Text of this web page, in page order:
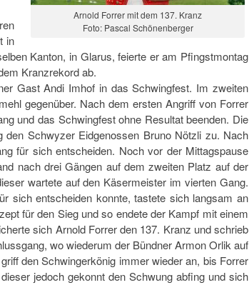
Arnold Forrer mit dem 137. Kranz
Foto: Pascal Schönenberger
in
Kanton, in Glarus, feierte er am Pfingstmontag
Kranzrekord ab.
Gast Andi Imhof in das Schwingfest. Im zweiten
gegenüber. Nach dem ersten Angriff von Forrer
und das Schwingfest ohne Resultat beenden. Die
den Schwyzer Eidgenossen Bruno Nötzli zu. Nach
für sich entscheiden. Noch vor der Mittagspause
nach drei Gängen auf dem zweiten Platz auf der
wartete auf den Käsermeister im vierten Gang.
sich entscheiden konnte, tastete sich langsam an
für den Sieg und so endete der Kampf mit einem
sich Arnold Forrer den 137. Kranz und schrieb
wo wiederum der Bündner Armon Orlik auf
den Schwingerkönig immer wieder an, bis Forrer
jedoch gekonnt den Schwung abfing und sich